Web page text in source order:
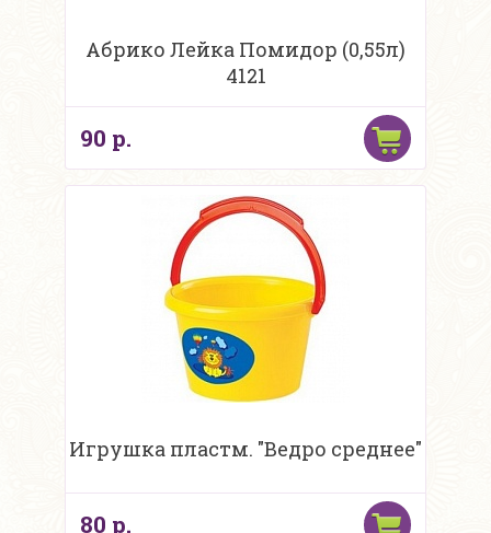
Абрико Лейка Помидор (0,55л)
4121
90 р.
Игрушка пластм. "Ведро среднее"
80 р.